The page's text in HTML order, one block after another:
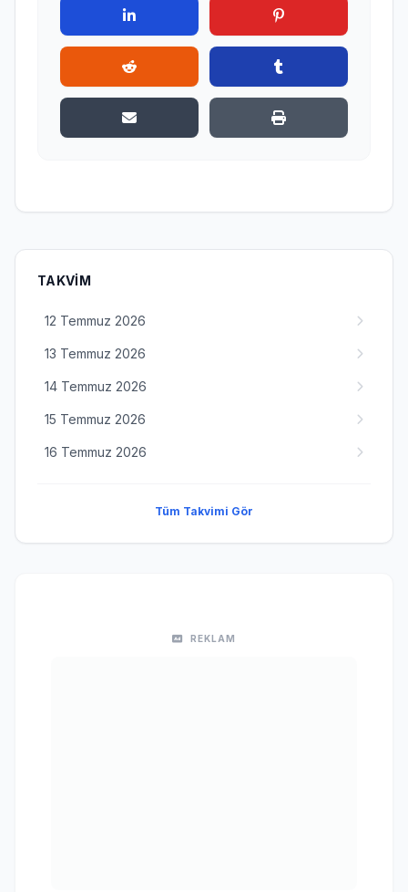
TAKVIM
12 Temmuz 2026
13 Temmuz 2026
14 Temmuz 2026
15 Temmuz 2026
16 Temmuz 2026
Tüm Takvimi Gör
REKLAM